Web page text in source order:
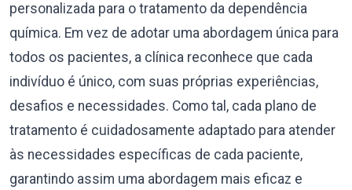
personalizada para o tratamento da dependência
química. Em vez de adotar uma abordagem única para
todos os pacientes, a clínica reconhece que cada
indivíduo é único, com suas próprias experiências,
desafios e necessidades. Como tal, cada plano de
tratamento é cuidadosamente adaptado para atender
às necessidades específicas de cada paciente,
garantindo assim uma abordagem mais eficaz e